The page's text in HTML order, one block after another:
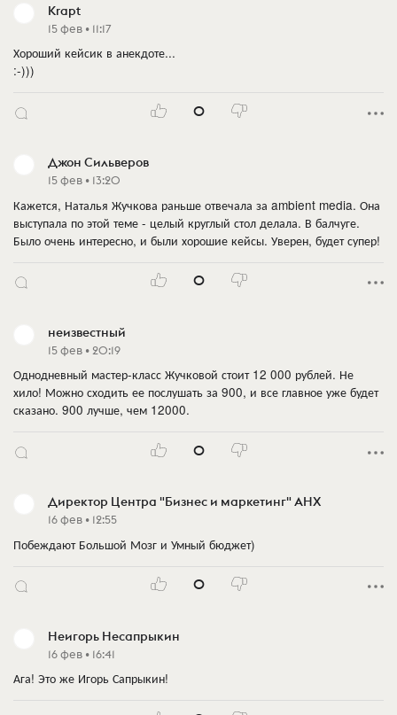
Krapt
15 фев • 11:17
Хороший кейсик в анекдоте...
:-)))
0
Джон Сильверов
15 фев • 13:20
Кажется, Наталья Жучкова раньше отвечала за ambient media. Она
выступала по этой теме - целый круглый стол делала. В балчуге.
Было очень интересно, и были хорошие кейсы. Уверен, будет супер!
0
неизвестный
15 фев • 20:19
Однодневный мастер-класс Жучковой стоит 12 000 рублей. Не
хило! Можно сходить ее послушать за 900, и все главное уже будет
сказано. 900 лучше, чем 12000.
0
Директор Центра "Бизнес и маркетинг" АНХ
16 фев • 12:55
Побеждают Большой Мозг и Умный бюджет)
0
Неигорь Несапрыкин
16 фев • 16:41
Ага! Это же Игорь Сапрыкин!